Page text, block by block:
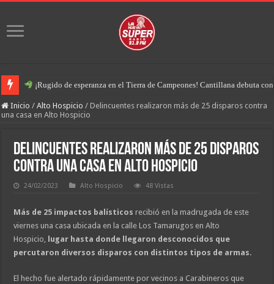
¡Rugido de esperanza en el Tierra de Campeones! Cantillana debuta
Inicio / Alto Hospicio / Delincuentes realizaron más de 25 disparos contra
una casa en Alto Hospicio
Delincuentes realizaron más de 25 disparos
contra una casa en Alto Hospicio
24/02/2023 Alto Hospicio 48 Vistas
Más de 25 impactos balísticosrecibió en la madrugada de este
viernes una casa ubicada en la calle Los Tamarugos en Alto
Hospicio, lugar hasta donde llegaron desconocidos que
percutaron diversos disparos con distintos tipos de armas.
El hecho fue alertado rápidamente por vecinos a Carabineros que